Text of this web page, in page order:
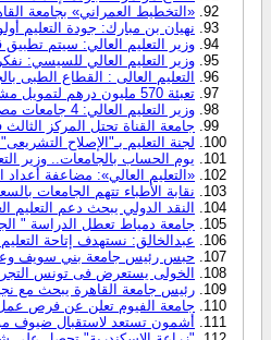
«التخطيط العمراني» بجامعة
نهيان بن مبارك: جودة التعليم
وزير التعليم العالي: سيتم
وزير التعليم العالي للسيسي:
التعليم العالى : القطاع الطبى بالجامعات
تعبئة 570 مليون درهم لتمويل مشاريع البحث العلمي بمساهمة مؤسسات وطنية
وزير التعليم العالي: 4 جامعات مصرية معترف بها دوليا ضمن 500 على مستوى العالم
جامعة القناة تحتل المركز
لجنة التعليم بـ"الإصلاح
يوم الحساب بالجامعات.. وزير
«التعليم العالي»: مضاعفة أعداد
نقابة الأطباء تتهم الجامعات
النقد الدولي يبحث دعم التعليم
جامعة دمياط تعطل الدراسة "
عبدالخالق: نستهدف إتاحة التعليم العالي لـ 40% بمطلع عام 2030
حبس رئيس جامعة بني سويف
الخولى يستعرض فى تونس
رئيس جامعة القاهرة يبحث مع
جامعة الفيوم تعلن عن فرص
أشمون تستعد لاستقبال ضيوف